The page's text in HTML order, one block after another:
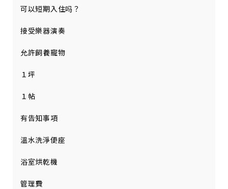
可以短期入住吗？
接受樂器演奏
允許飼養寵物
１坪
１帖
有告知事項
溫水洗淨便座
浴室烘乾機
管理費